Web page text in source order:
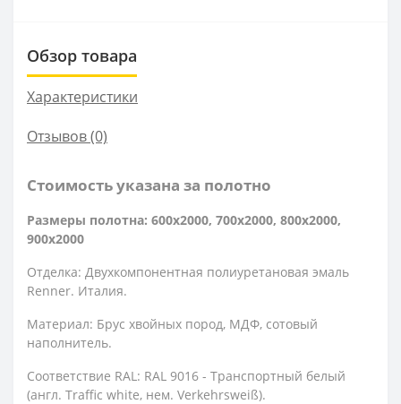
Обзор товара
Характеристики
Отзывов (0)
Стоимость указана за полотно
Размеры полотна: 600x2000, 700x2000, 800x2000,
900x2000
Отделка: Двухкомпонентная полиуретановая эмаль
Renner. Италия.
Материал: Брус хвойных пород, МДФ, сотовый
наполнитель.
Соответствие RAL: RAL 9016 - Транспортный белый
(англ. Traffic white, нем. Verkehrsweiß).